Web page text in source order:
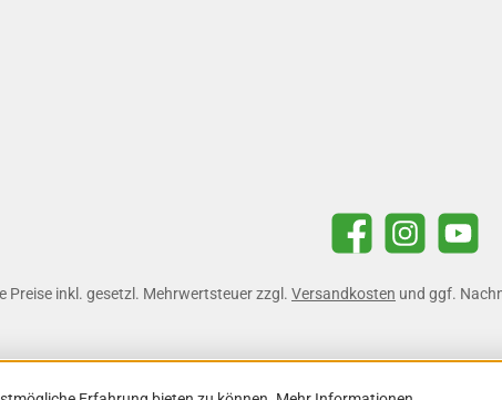
FacebookInstagramYouTube
Preise inkl. gesetzl. Mehrwertsteuer zzgl. Versandkosten und ggf.